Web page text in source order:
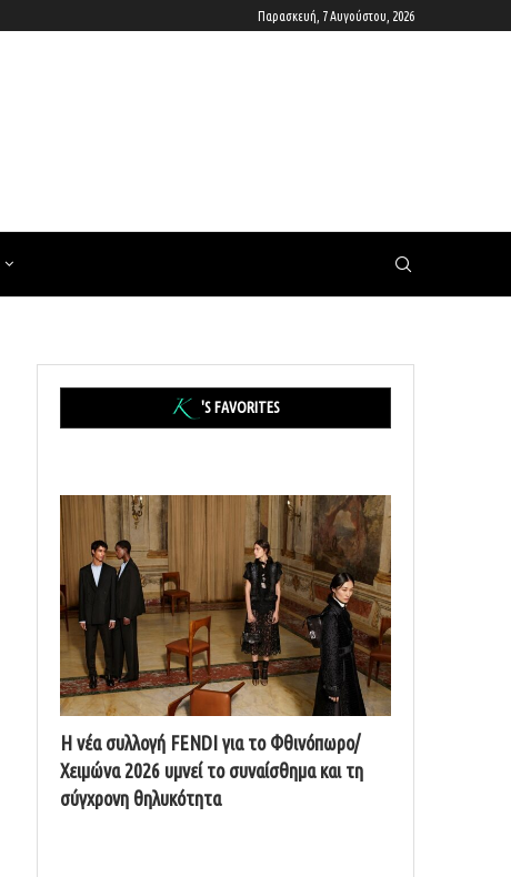
Παρασκευή, 7 Αυγούστου, 2026
'S FAVORITES
Η νέα συλλογή FENDI για το Φθινόπωρο/
Χειμώνα 2026 υμνεί το συναίσθημα και τη
σύγχρονη θηλυκότητα